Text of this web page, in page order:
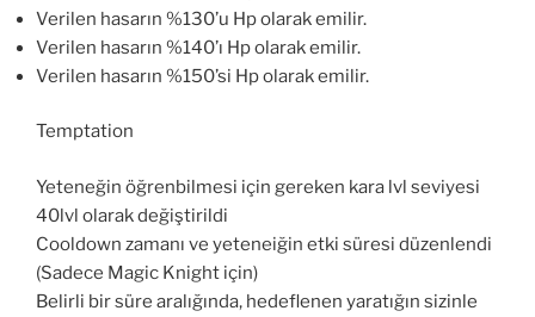
Verilen hasarın %130’u Hp olarak emilir.
Verilen hasarın %140’ı Hp olarak emilir.
Verilen hasarın %150’si Hp olarak emilir.
Temptation
Yeteneğin öğrenbilmesi için gereken kara lvl seviyesi
40lvl olarak değiştirildi
Cooldown zamanı ve yeteneiğin etki süresi düzenlendi
(Sadece Magic Knight için)
Belirli bir süre aralığında, hedeflenen yaratığın sizinle